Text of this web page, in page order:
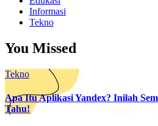
Informasi
Tekno
You Missed
Tekno
Apa Itu Aplikasi Yandex? Inilah
Tahu!